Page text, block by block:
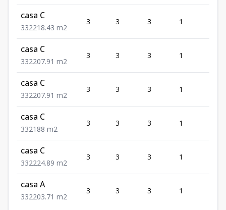
casa C
332218.43 m2
3 3 3 1
casa C
332207.91 m2
3 3 3 1
casa C
332207.91 m2
3 3 3 1
casa C
332188 m2
3 3 3 1
casa C
332224.89 m2
3 3 3 1
casa A
332203.71 m2
3 3 3 1